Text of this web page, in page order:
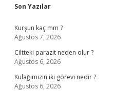
Sidebar
Son Yazılar
Kurşun kaç mm ?
Ağustos 7, 2026
Ciltteki parazit neden olur ?
Ağustos 6, 2026
Kulağımızın iki görevi nedir ?
Ağustos 6, 2026